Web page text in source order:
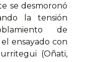
se desmoronó
la tensión
de
ensayado con
(Oñati,